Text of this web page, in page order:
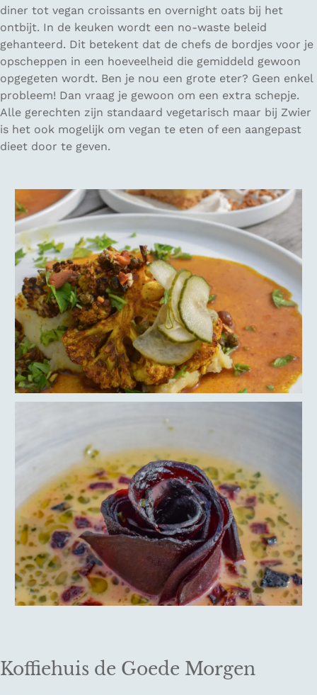
diner tot vegan croissants en overnight oats bij het
ontbijt. In de keuken wordt een no-waste beleid
gehanteerd. Dit betekent dat de chefs de bordjes voor je
opscheppen in een hoeveelheid die gemiddeld gewoon
opgegeten wordt. Ben je nou een grote eter? Geen enkel
probleem! Dan vraag je gewoon om een extra schepje.
Alle gerechten zijn standaard vegetarisch maar bij Zwier
is het ook mogelijk om vegan te eten of een aangepast
dieet door te geven.
Koffiehuis de Goede Morgen